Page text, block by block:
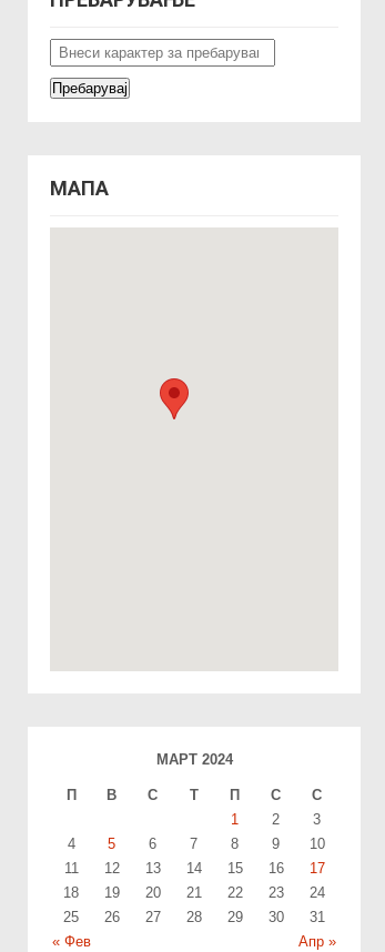
МАПА
МАРТ 2024
П В С T П С С
« Фев Апр »
1 2
3
4
5 6 7 8 9
10
11
12 13 14 15 16
17
18
19 20 21 22 23
24
25
26 27 28 29 30 31